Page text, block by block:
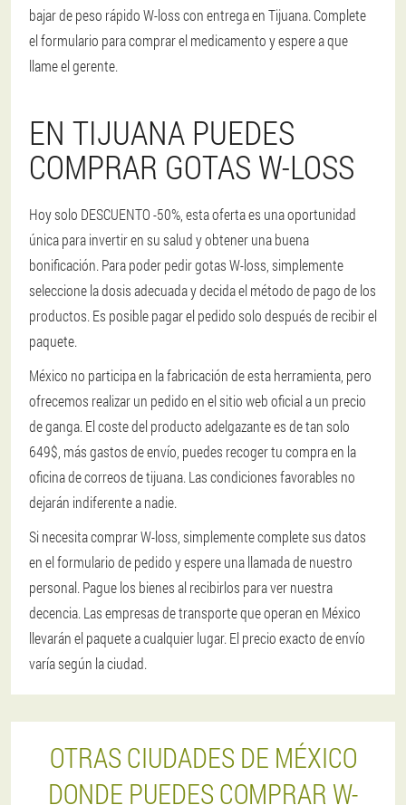
bajar de peso rápido W-loss con entrega en Tijuana. Complete
el formulario para comprar el medicamento y espere a que
llame el gerente.
EN TIJUANA PUEDES
COMPRAR GOTAS W-LOSS
Hoy solo DESCUENTO -50%, esta oferta es una oportunidad
única para invertir en su salud y obtener una buena
bonificación. Para poder pedir gotas W-loss, simplemente
seleccione la dosis adecuada y decida el método de pago de los
productos. Es posible pagar el pedido solo después de recibir el
paquete.
México no participa en la fabricación de esta herramienta, pero
ofrecemos realizar un pedido en el sitio web oficial a un precio
de ganga. El coste del producto adelgazante es de tan solo
649$, más gastos de envío, puedes recoger tu compra en la
oficina de correos de tijuana. Las condiciones favorables no
dejarán indiferente a nadie.
Si necesita comprar W-loss, simplemente complete sus datos
en el formulario de pedido y espere una llamada de nuestro
personal. Pague los bienes al recibirlos para ver nuestra
decencia. Las empresas de transporte que operan en México
llevarán el paquete a cualquier lugar. El precio exacto de envío
varía según la ciudad.
OTRAS CIUDADES DE MÉXICO
DONDE PUEDES COMPRAR W-